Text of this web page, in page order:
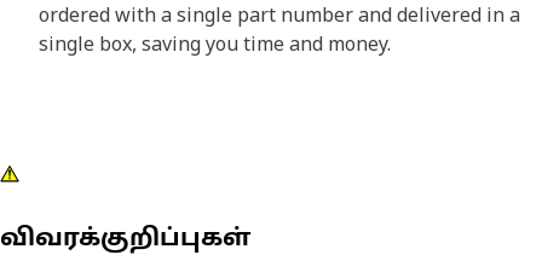
ordered with a single part number and delivered in a
single box, saving you time and money.
விவரக்குறிப்புகள்